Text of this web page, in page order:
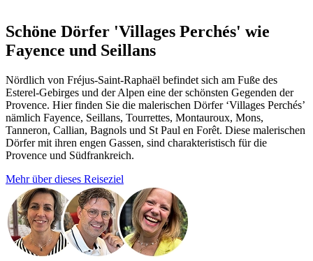
Schöne Dörfer 'Villages Perchés' wie
Fayence und Seillans
Nördlich von Fréjus-Saint-Raphaël befindet sich am Fuße des
Esterel-Gebirges und der Alpen eine der schönsten Gegenden der
Provence. Hier finden Sie die malerischen Dörfer ‘Villages Perchés’
nämlich Fayence, Seillans, Tourrettes, Montauroux, Mons,
Tanneron, Callian, Bagnols und St Paul en Forêt. Diese malerischen
Dörfer mit ihren engen Gassen, sind charakteristisch für die
Provence und Südfrankreich.
Mehr über dieses Reiseziel